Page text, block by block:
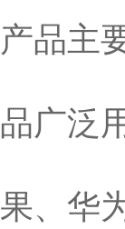
产品主
品广泛
果、华